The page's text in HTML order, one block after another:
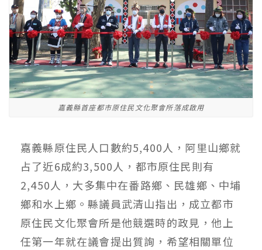
嘉義縣首座都市原住民文化聚會所落成啟用
嘉義縣原住民人口數約5,400人，阿里山鄉就
占了近6成約3,500人，都市原住民則有
2,450人，大多集中在番路鄉、民雄鄉、中埔
鄉和水上鄉。縣議員武清山指出，成立都市
原住民文化聚會所是他競選時的政見，他上
任第一年就在議會提出質詢，希望相關單位